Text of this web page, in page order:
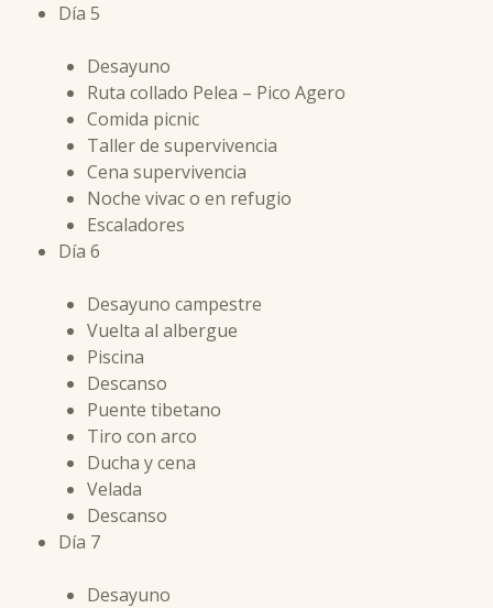
Día 5
Desayuno
Ruta collado Pelea – Pico Agero
Comida picnic
Taller de supervivencia
Cena supervivencia
Noche vivac o en refugio
Escaladores
Día 6
Desayuno campestre
Vuelta al albergue
Piscina
Descanso
Puente tibetano
Tiro con arco
Ducha y cena
Velada
Descanso
Día 7
Desayuno